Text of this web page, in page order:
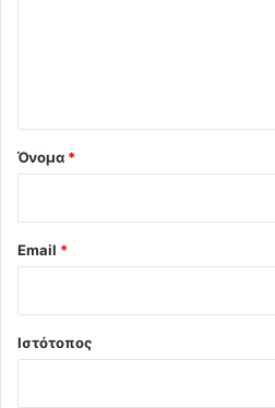
Όνομα *
Email *
Ιστότοπος